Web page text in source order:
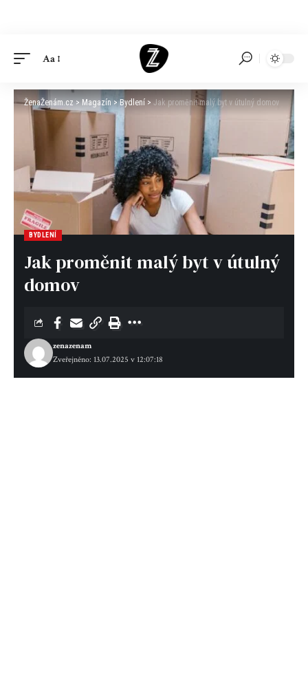
Aa
ŽenaŽenám.cz>Magazín >Bydlení > Jak proměnit malý byt v útulný domov
BYDLENÍ
Jak proměnit malý byt v útulný
domov
Zveřejněno: 13.07.2025 v 12:07:18
zenazenam